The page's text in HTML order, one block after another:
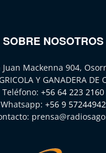
SOBRE NOSOTROS
Juan Mackenna 904,
Y GANADERA DE
Teléfono: +56 64 223 2160
Whatsapp: +56 9 57244942